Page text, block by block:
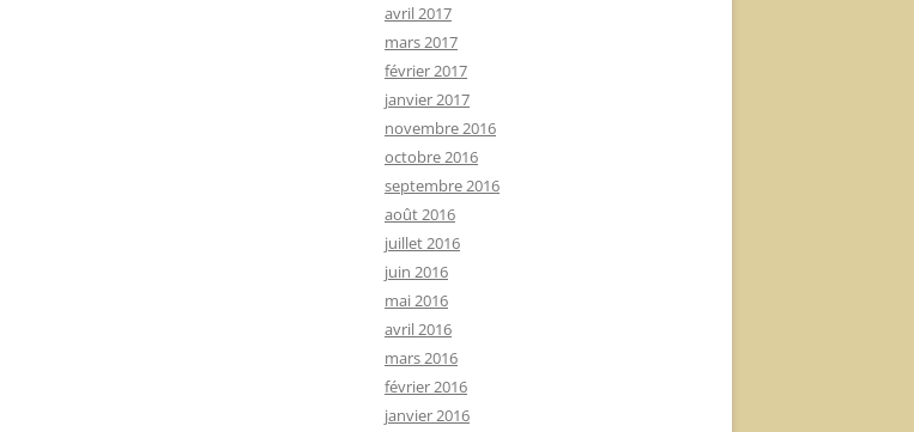
avril 2017
mars 2017
février 2017
janvier 2017
novembre 2016
octobre 2016
septembre 2016
août 2016
juillet 2016
juin 2016
mai 2016
avril 2016
mars 2016
février 2016
janvier 2016